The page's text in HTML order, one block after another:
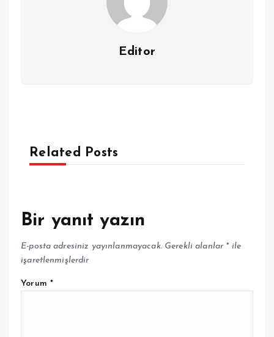
Editor
Related Posts
Bir yanıt yazın
E-posta adresiniz yayınlanmayacak. Gerekli alanlar *ile
işaretlenmişlerdir
Yorum *